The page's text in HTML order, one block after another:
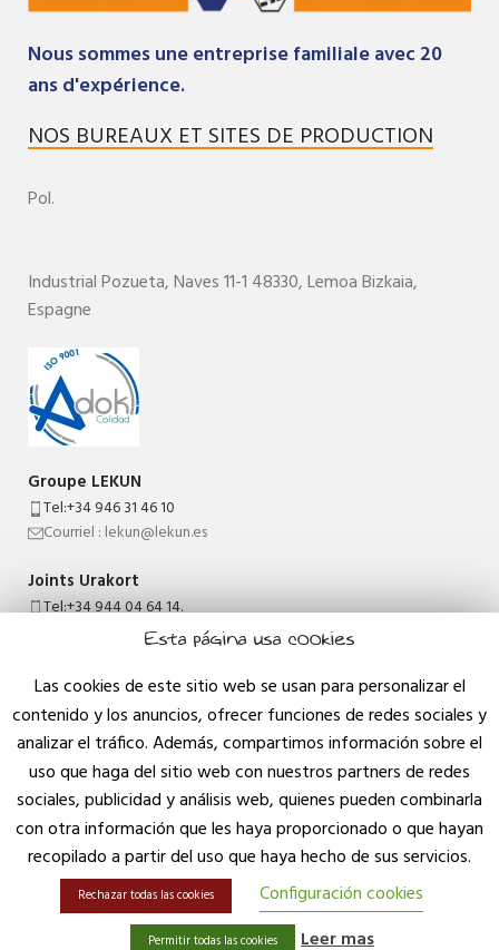
Nous sommes une entreprise familiale avec 20
ans d'expérience.
NOS BUREAUX ET SITES DE PRODUCTION
Pol.
Industrial Pozueta, Naves 11-1 48330,LemoaBizkaia,
Espagne
Groupe LEKUN
Tel:+34 946 31 46 10
Courriel : lekun@lekun.es
Joints Urakort
Tel:+34 944 04 64 14.
Courriel : juntasurakort@lekun.es
INFORMATIONS JURIDIQUES
Avis juridique
Politique de qualité
Conditions générales de vente
Politique de confidentialité
Politique en matière de cookies
Esta página usa cookies
Las cookies de este sitio web se usan para personalizar el
contenido y los anuncios, ofrecer funciones de redes sociales y
analizar el tráfico. Además, compartimos información sobre el
uso que haga del sitio web con nuestros partners de redes
sociales, publicidad y análisis web, quienes pueden combinarla
con otra información que les haya proporcionado o que hayan
recopilado a partir del uso que haya hecho de sus servicios.
Rechazar todas las cookies Configuración cookies
Permitir todas las cookies Leer mas